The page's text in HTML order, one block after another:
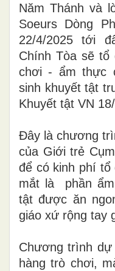
Năm Thánh và
Soeurs Dòng
22/4/2025 tới
Chính Tòa sẽ
chơi - ẩm thực
sinh khuyết tật
Khuyết tật VN
Đây là chương
của Giới trẻ
để có kinh phí
mắt là phần
tật được ăn
giáo xứ rộng tay
Chương trình
hàng trò chơi,